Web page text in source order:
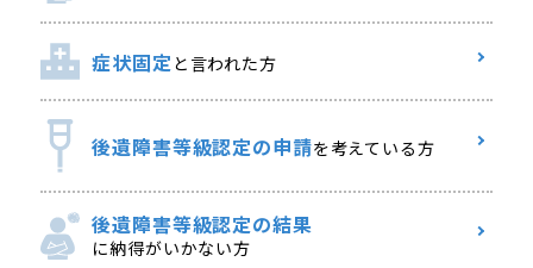
症状固定 と言われた方
後遺障害等級認定の申請を考えている方
後遺障害等級認定の結果
に納得がいかない方